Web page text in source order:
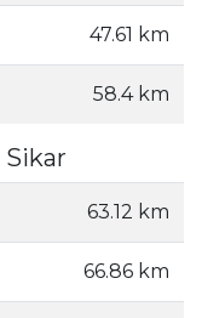
47.61 km
58.4 km
63.12 km
66.86 km